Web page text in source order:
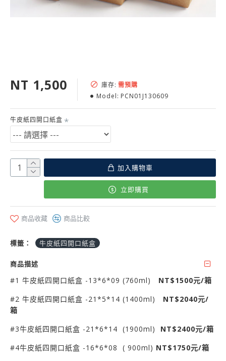
NT 1,500 庫存: 需預購
Model: PCN01J130609
牛皮紙四開口紙盒
加入購物車
立即購買
商品收藏 商品比較
標籤： 牛皮紙四開口紙盒
商品描述
#1 牛皮紙四開口紙盒 -13*6*09 (760ml) NT$1500元/箱
#2 牛皮紙四開口紙盒 -21*5*14 (1400ml) NT$2040元/
箱
#3牛皮紙四開口紙盒 -21*6*14 (1900ml) NT$2400元/箱
#4牛皮紙四開口紙盒 -16*6*08 ( 900ml) NT$1750元/箱